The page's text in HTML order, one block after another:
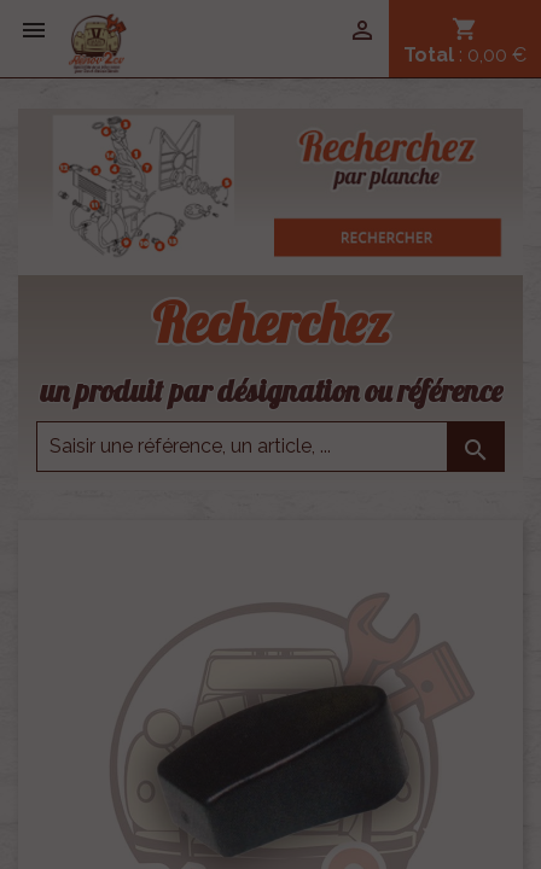
 shopping_cart
Total : 0,00 €

Recherchez
un produit par désignation ou référence
